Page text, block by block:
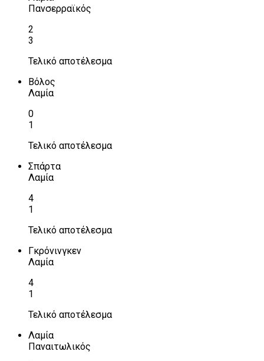
Πανσερραϊκός
2
3
Τελικό αποτέλεσμα
Βόλος
Λαμία
0
1
Τελικό αποτέλεσμα
Σπάρτα
Λαμία
4
1
Τελικό αποτέλεσμα
Γκρόνινγκεν
Λαμία
4
1
Τελικό αποτέλεσμα
Λαμία
Παναιτωλικός